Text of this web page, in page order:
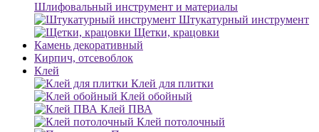
Шлифовальный инструмент и материалы
Штукатурный инструмент
Щетки, крацовки
Камень декоративный
Кирпич, отсевоблок
Клей
Клей для плитки
Клей обойный
Клей ПВА
Клей потолочный